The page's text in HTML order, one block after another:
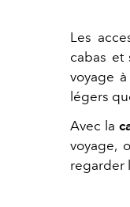
Les
cabas et
voyage
légers
Avec la
voyage,
regarder